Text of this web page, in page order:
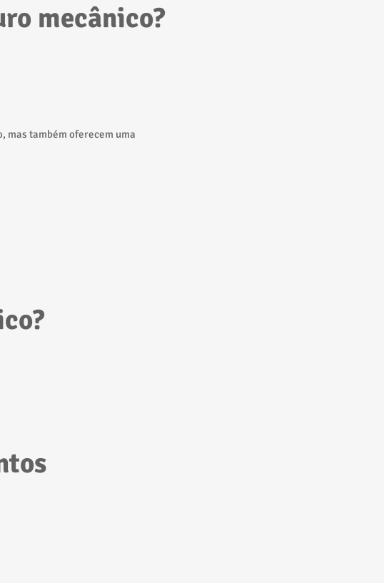
mecânico?
mas também oferecem uma